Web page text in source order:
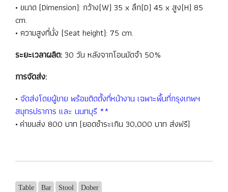
• ขนาด (Dimension): กว้าง(W) 35 x ลึก(D) 45 x สูง(H) 85
cm.
• ความสูงที่นั่ง (Seat height): 75 cm.
ระยะเวลาผลิต: 30 วัน หลังจากโอนมัดจำ 50%
การจัดส่ง:
• จัดส่งโดยผู้ขาย พร้อมติดตั้งที่หน้างาน เฉพาะพื้นที่กรุงเทพฯ
สมุทรปราการ และ นนทบุรี **
• ค่าขนส่ง 800 บาท (ยอดชำระเกิน 30,000 บาท ส่งฟรี]
Table Bar Stool Dober